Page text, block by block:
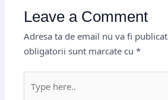
Leave a Comment
Adresa ta de email nu va fi
obligatorii sunt marcate cu*
here..